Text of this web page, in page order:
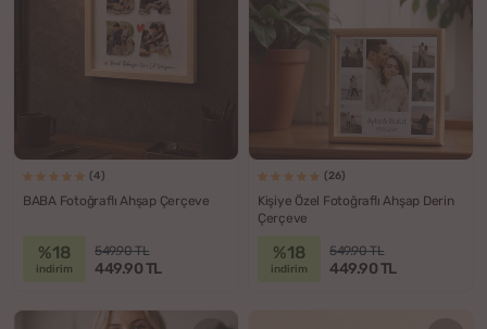
(4)
BABA Fotoğraflı Ahşap Çerçeve
%18
indirim
549.90 TL
449.90 TL
(26)
Kişiye Özel Fotoğraflı Ahşap Derin
Çerçeve
%18
indirim
549.90 TL
449.90 TL